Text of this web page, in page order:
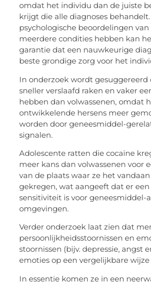
omdat het individu dan de juiste
krijgt die alle diagnoses
psychologische beoordelingen
meerdere condities hebben kan
garantie dat een nauwkeurige
beste grondige zorg voor het
In onderzoek wordt gesuggereerd
sneller verslaafd raken en vaker
hebben dan volwassenen, omdat
ontwikkelende hersens meer
worden doorgeneesmiddel-
signalen.
Adolescente ratten die cocaïne
meer kans dan volwassenen voor
van de plaats waar ze het
gekregen, wat aangeeft dat er
sensitiviteit is voorgeneesmiddel-
omgevingen.
Verder onderzoek laat zien dat
persoonlijkheidsstoornissen en
stoornissen (bijv. depressie, angst
emoties op een vergelijkbare wijze
In essentie komen ze in een